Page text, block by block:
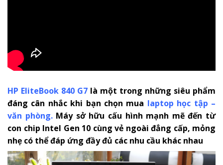
HP EliteBook 840 G7 là một trong những siêu phẩm
đáng cân nhắc khi bạn chọn mua laptop học tập –
văn phòng.Máy sở hữu cấu hình mạnh mẽ đến từ
con chip Intel Gen 10 cùng vẻ ngoài đẳng cấp, mỏng
nhẹ có thể đáp ứng đầy đủ các nhu cầu khác nhau